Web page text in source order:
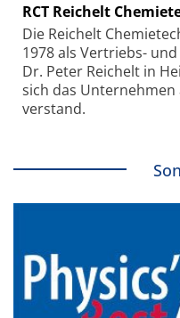
RCT Reichelt
Die Reichelt
1978 als Vertriebs-
Dr. Peter Reichelt in
sich das Unternehmen
verstand.